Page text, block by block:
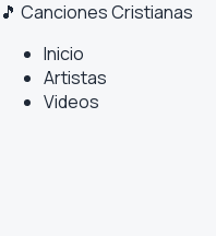
🎵 Canciones Cristianas
Inicio
Artistas
Videos